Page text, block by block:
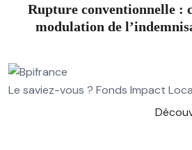
Rupture conventionnelle :
modulation de
Le saviez-vous ? Fonds Impact